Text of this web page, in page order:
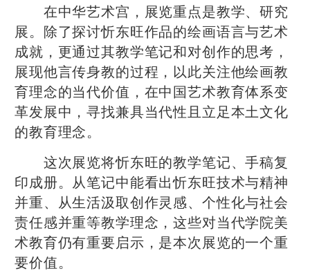
在中华艺术宫，展览重点是教学、研究
展。除了探讨忻东旺作品的绘画语言与艺术
成就，更通过其教学笔记和对创作的思考，
展现他言传身教的过程，以此关注他绘画教
育理念的当代价值，在中国艺术教育体系变
革发展中，寻找兼具当代性且立足本土文化
的教育理念。
这次展览将忻东旺的教学笔记、手稿复
印成册。从笔记中能看出忻东旺技术与精神
并重、从生活汲取创作灵感、个性化与社会
责任感并重等教学理念，这些对当代学院美
术教育仍有重要启示，是本次展览的一个重
要价值。